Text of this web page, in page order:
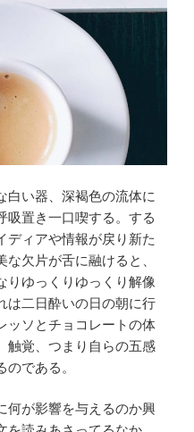
白い器、深褐色の流体に
吸置き一口喫する。する
ディアや情報が戻り新た
欠片が舌に融けると、
りゆっくりゆっくり解像
は二日酔いの日の朝に行
ッソとチョコレートの体
触覚、つまり自らの五感
である。
何が影響を与えるのか興